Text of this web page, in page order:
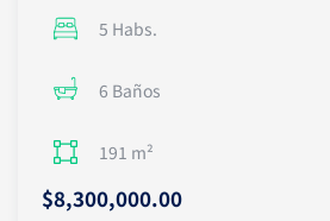
5 Habs.
6 Baños
191 m²
$8,300,000.00